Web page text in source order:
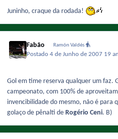
Juninho, craque da rodada!
Fabão Ramón Valdés
Postado4 de Junho de 2007 19
Gol em time reserva qualquer um faz.
campeonato, com 100% de
invencibilidade do mesmo, não é para
golaço de pênalti de Rogério Ceni. B)